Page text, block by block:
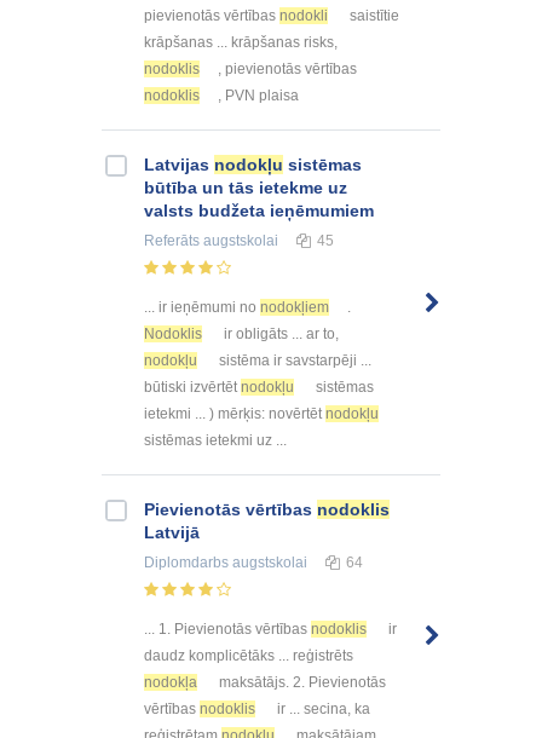
pievienotās vērtības nodokli
saistītie
krāpšanas ... krāpšanas risks,
nodoklis
, pievienotās vērtības
nodoklis
, PVN plaisa
Latvijas nodokļu sistēmas
būtība un tās ietekme uz
valsts budžeta ieņēmumiem
Referāts augstskolai 45
... ir ieņēmumi no nodokļiem
.
Nodoklis
ir obligāts ... ar to,
nodokļu
sistēma ir savstarpēji ...
būtiski izvērtēt nodokļu
sistēmas
ietekmi ... ) mērķis: novērtēt nodokļu
sistēmas ietekmi uz ...
Pievienotās vērtības nodoklis
Latvijā
Diplomdarbs augstskolai 64
... 1. Pievienotās vērtības nodoklis
ir
daudz komplicētāks ... reģistrēts
nodokļa
maksātājs. 2. Pievienotās
vērtības nodoklis
ir ... secina, ka